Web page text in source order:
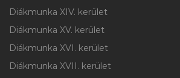
Diákmunka XIV. kerület
Diákmunka XV. kerület
Diákmunka XVI. kerület
Diákmunka XVII. kerület